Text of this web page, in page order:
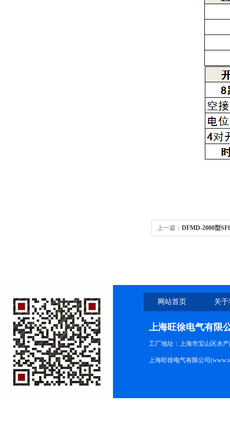
上一篇： DFMD-2000型
网站首页 关
上海旺徐电气有限
工厂地址：上海市宝山区水产
上海旺徐电气有限公司